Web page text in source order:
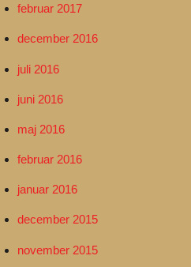
februar 2017
december 2016
juli 2016
juni 2016
maj 2016
februar 2016
januar 2016
december 2015
november 2015